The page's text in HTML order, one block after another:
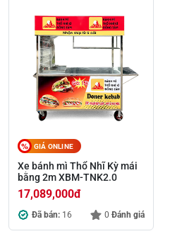
GIÁ ONLINE
Xe bánh mì Thổ Nhĩ Kỳ mái
bằng 2m XBM-TNK2.0
17,089,000đ
Đã bán: 16 0 Đánh giá